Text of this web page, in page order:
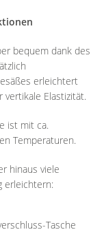
bequem dank des
erleichtert
Elastizität.
ist mit ca.
Temperaturen.
hinaus viele
erleichtern:
Tasche